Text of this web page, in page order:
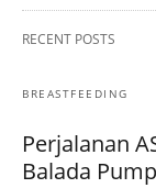
RECENT POSTS
BREASTFEEDING
Perjalanan
Balada